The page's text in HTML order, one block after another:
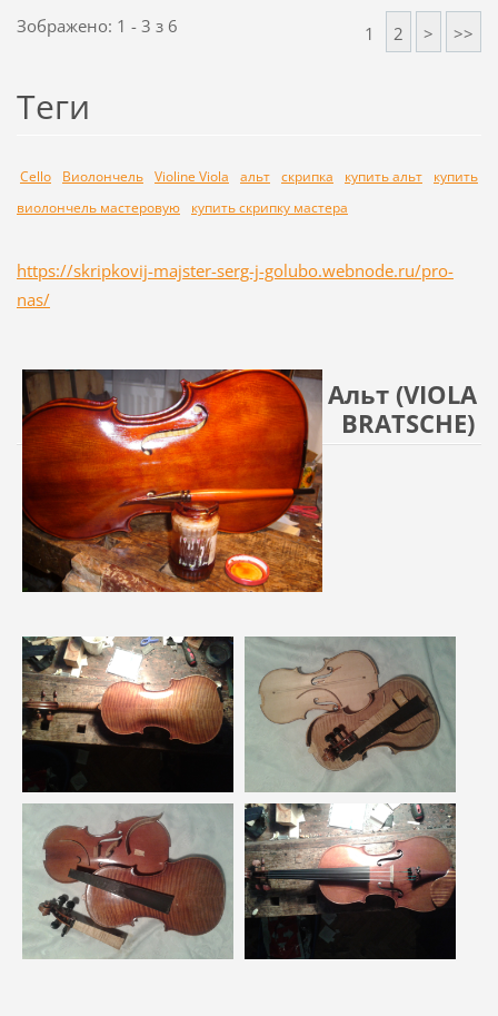
Зображено: 1 - 3 з 6 1 2 > >>
Теги
Cello Виолончель Violine Viola альт скрипка купить альт
купить
виолончель мастеровую
купить скрипку мастера
https://skripkovij-majster-serg-j-golubo.webnode.ru/pro-
nas/
Альт (VIOLA
BRATSCHE)